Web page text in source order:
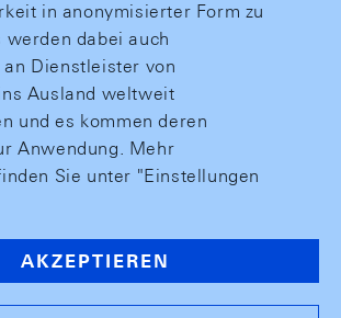
in anonymisierter Form zu
werden dabei auch
an Dienstleister von
Ausland weltweit
und es kommen deren
Anwendung. Mehr
Sie unter "Einstellungen
AKZEPTIEREN